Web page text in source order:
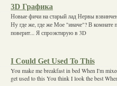
3D Графика
Новые фичи на старый лад Нервы
Ну где же, где же Мое "иначе"? В комнате
поверит... Я спроэктирую в 3D
I Could Get Used To This
You make me breakfast in bed When I'm
get used to this You think I look the best